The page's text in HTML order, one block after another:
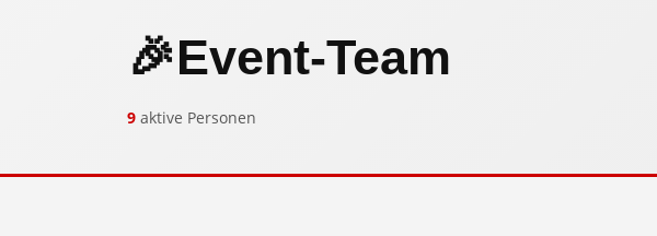
🎉Event-Team
9 aktive Personen